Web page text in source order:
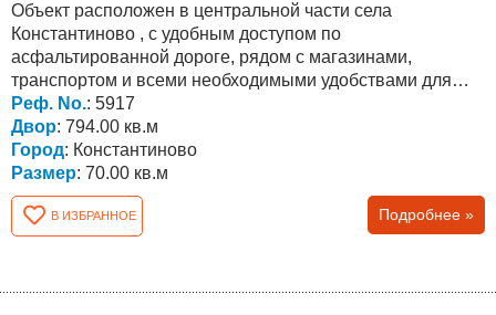
Объект расположен в центральной части села
Константиново , с удобным доступом по
асфальтированной дороге, рядом с магазинами,
транспортом и всеми необходимыми удобствами для
постоянного проживания....
Реф. No.: 5917
Двор: 794.00 кв.м
Город: Константиново
Размер: 70.00 кв.м
В ИЗБРАННОЕ Подробнее »